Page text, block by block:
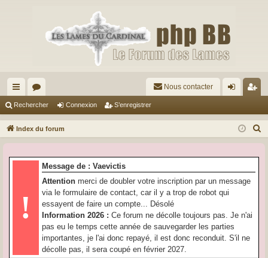
cc
ès
pi
or
u
s
Nous contacter
ne
on
nr
ist
Rechercher Connexion S’enregistrer
Index du forum
!
Message de : Vaevictis
Attention merci de doubler votre inscription par un message
via le formulaire de contact, car il y a trop de robot qui
essayent de faire un compte... Désolé
Information 2026 : Ce forum ne décolle toujours pas. Je n'ai
pas eu le temps cette année de sauvegarder les parties
importantes, je l'ai donc repayé, il est donc reconduit. S'il ne
décolle pas, il sera coupé en février 2027.